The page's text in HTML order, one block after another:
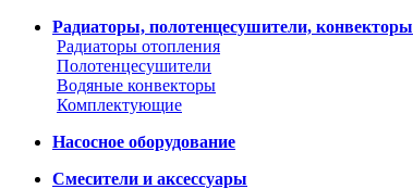
Радиаторы, полотенцесушители, конвекторы
Радиаторы отопления
Полотенцесушители
Водяные конвекторы
Комплектующие
Насосное оборудование
Смесители и аксессуары